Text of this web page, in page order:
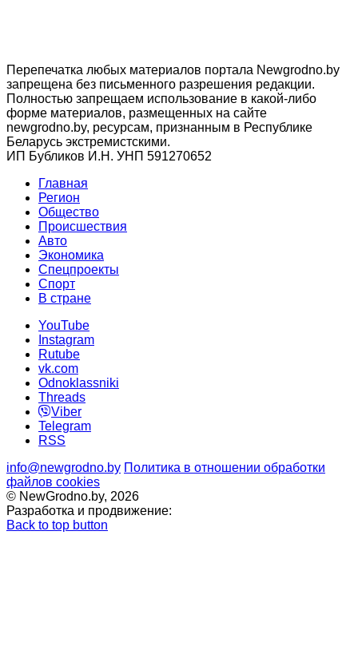
Перепечатка любых материалов портала Newgrodno.by
запрещена без письменного разрешения редакции.
Полностью запрещаем использование в какой-либо
форме материалов, размещенных на сайте
newgrodno.by, ресурсам, признанным в Республике
Беларусь экстремистскими.
ИП Бубликов И.Н. УНП 591270652
Главная
Регион
Общество
Происшествия
Авто
Экономика
Спецпроекты
Cпорт
В стране
YouTube
Instagram
Rutube
vk.com
Odnoklassniki
Threads
Viber
Telegram
RSS
info@newgrodno.by Политика в отношении обработки
файлов cookies
© NewGrodno.by, 2026
Разработка и продвижение:
Back to top button